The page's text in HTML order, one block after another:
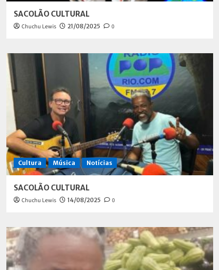
SACOLÃO CULTURAL
Chuchu Lewis 21/08/2025 0
Cultura Música Notícias
SACOLÃO CULTURAL
Chuchu Lewis 14/08/2025 0